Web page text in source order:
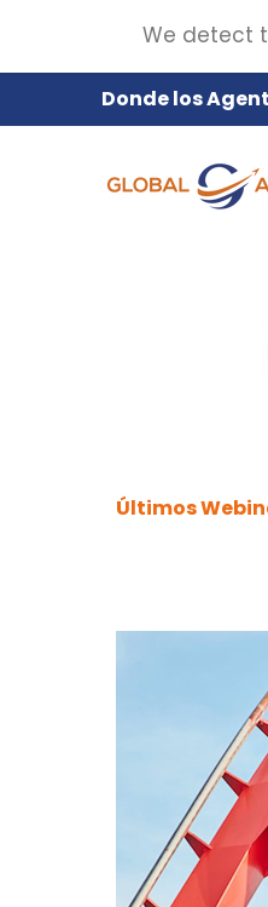
Donde los
Últimos
We detect